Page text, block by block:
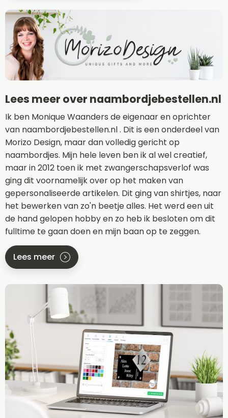
Lees meer over naambordjebestellen.nl
Ik ben Monique Waanders de eigenaar en oprichter
van naambordjebestellen.nl . Dit is een onderdeel van
Morizo Design, maar dan volledig gericht op
naambordjes. Mijn hele leven ben ik al wel creatief,
maar in 2012 toen ik met zwangerschapsverlof was
ging dit voornamelijk over op het maken van
gepersonaliseerde artikelen. Dit ging van shirtjes, naar
het bewerken van zo'n beetje alles. Het werd een uit
de hand gelopen hobby en zo heb ik besloten om dit
fulltime te gaan doen en mijn baan op te zeggen.
Lees meer